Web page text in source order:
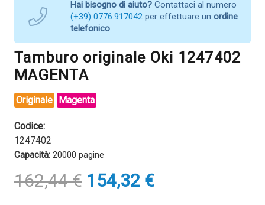
Hai bisogno di aiuto? Contattaci al numero
(+39) 0776.917042 per effettuare un ordine
telefonico
Tamburo originale Oki 1247402
MAGENTA
Originale Magenta
Codice:
1247402
Capacità: 20000 pagine
162,44€ Il
prezzo
154,32 €Il
prezzo